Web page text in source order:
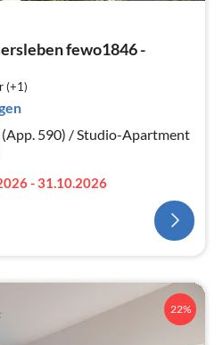
fewo1846 -
(+1)
590) / Studio-Apartment
- 31.10.2026
22%